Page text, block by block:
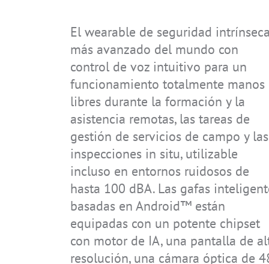
IS930.1 IS940.1
IS-SW1.1 IS-TC1A.1
IS940.2 IS945.2
IS-RSM3A.RG
IS945.M1 IS-TC1A.M1
Accesorios
Archivo
IS320.1 IS320.1 CLASSIC
IS330.RG IS520.1
Certificados
Código IP
Tipos de protección contra la
Ámbitos de aplicación
Actualizaciones de seguridad
Contacto
El wearable de seguridad intrínseca
más avanzado del mundo con
control de voz intuitivo para un
funcionamiento totalmente manos
libres durante la formación y la
asistencia remotas, las tareas de
gestión de servicios de campo y las
inspecciones in situ, utilizable
incluso en entornos ruidosos de
hasta 100 dBA. Las gafas
basadas en Android™ están
equipadas con un potente chipset
con motor de IA, una pantalla de
resolución, una cámara óptica de